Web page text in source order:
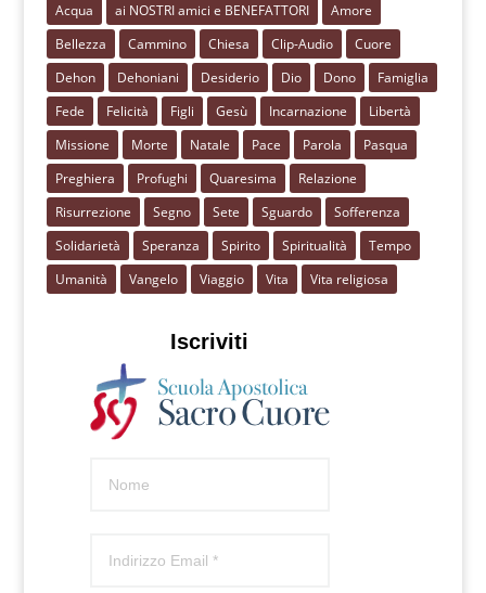
Acqua ai NOSTRI amici e BENEFATTORI
Amore
Bellezza
Cammino Chiesa Clip-Audio
Cuore
Dehon
Dehoniani Desiderio Dio Dono
Famiglia
Fede
Felicità Figli Gesù Incarnazione
Libertà
Missione
Morte Natale Pace Parola
Pasqua
Preghiera
Profughi Quaresima
Relazione
Risurrezione
Segno Sete Sguardo
Sofferenza
Solidarietà
Speranza Spirito Spiritualità
Tempo
Umanità
Vangelo Viaggio Vita Vita religiosa
Iscriviti